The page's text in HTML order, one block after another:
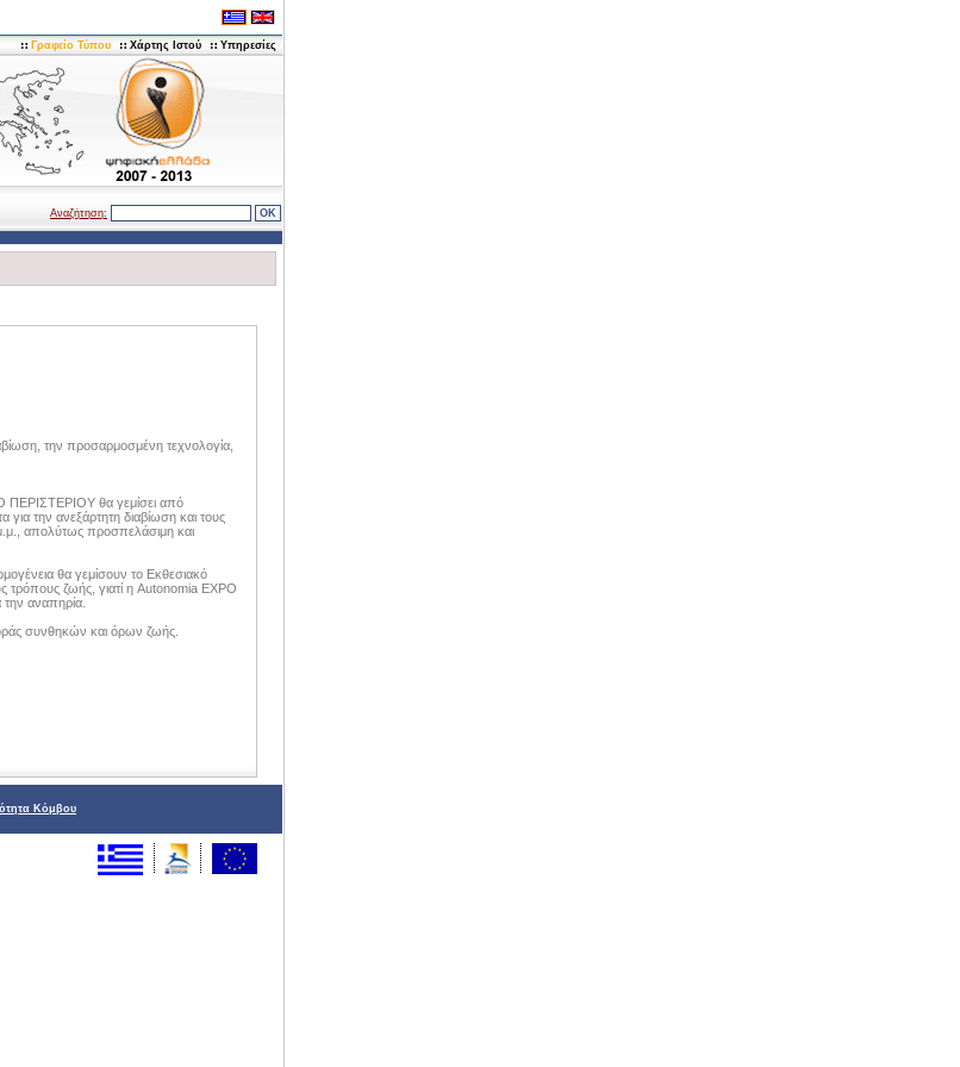
Γραφείο Τύπου Χάρτης Ιστού Υπηρεσίες
Αναζήτηση:
την προσαρμοσμένη τεχνολογία,
ΠΕΡΙΣΤΕΡΙΟΥ θα γεμίσει από
για την ανεξάρτητη διαβίωση και τους
απολύτως προσπελάσιμη και
θα γεμίσουν το Εκθεσιακό
τρόπους ζωής, γιατί η Autonomia EXPO
αναπηρία.
συνθηκών και όρων ζωής.
Κόμβου